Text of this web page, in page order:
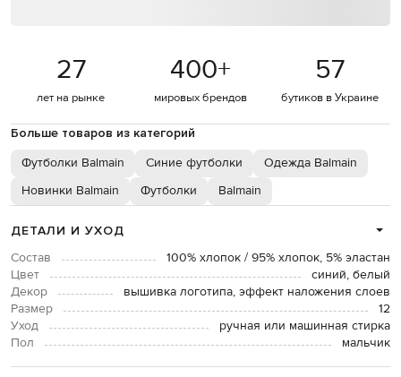
27
лет на рынке
400+
мировых брендов
57
бутиков в Украине
Больше товаров из категорий
Футболки Balmain Синие футболки
Одежда Balmain
Новинки Balmain
Футболки Balmain
ДЕТАЛИ И УХОД
Состав
100% хлопок / 95% хлопок, 5% эластан
Цвет
синий, белый
Декор
вышивка логотипа, эффект наложения слоев
Размер
12
Уход
ручная или машинная стирка
Пол
мальчик